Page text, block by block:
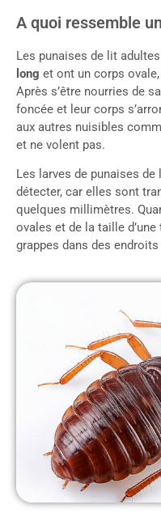
A quoi ressemble
Les punaises de lit
long et ont un corps
Après s’être nourries de
foncée et leur corps
aux autres nuisibles
et ne volent pas.
Les larves de punaises
détecter, car elles sont
quelques millimètres.
ovales et de la taille
grappes dans des